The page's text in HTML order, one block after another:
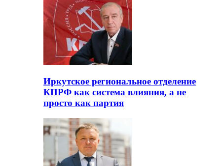
Иркутское региональное отделение
КПРФ как система влияния, а не
просто как партия